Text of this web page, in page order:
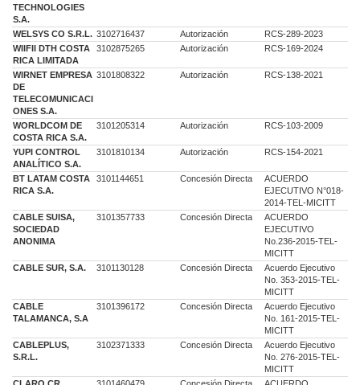
TECHNOLOGIES
S.A.
WELSYS CO S.R.L. 3102716437 Autorización
RCS-289-2023
WIIFII DTH COSTA
RICA LIMITADA
3102875265 Autorización RCS-169-2024
WIRNET EMPRESA
DE
TELECOMUNICACI
ONES S.A.
3101808322 Autorización RCS-138-2021
WORLDCOM DE
COSTA RICA S.A.
3101205314 Autorización RCS-103-2009
YUPI CONTROL
ANALÍTICO S.A.
3101810134 Autorización RCS-154-2021
BT LATAM COSTA
RICA S.A.
3101144651 Concesión Directa
ACUERDO
EJECUTIVO N°018-
2014-TEL-MICITT
CABLE SUISA,
SOCIEDAD
ANONIMA
3101357733 Concesión Directa
ACUERDO
EJECUTIVO
No.236-2015-TEL-
MICITT
CABLE SUR, S.A.
3101130128 Concesión Directa
Acuerdo Ejecutivo
No. 353-2015-TEL-
MICITT
CABLE
TALAMANCA, S.A
3101396172 Concesión Directa
Acuerdo Ejecutivo
No. 161-2015-TEL-
MICITT
CABLEPLUS,
S.R.L.
3102371333 Concesión Directa
Acuerdo Ejecutivo
No. 276-2015-TEL-
MICITT